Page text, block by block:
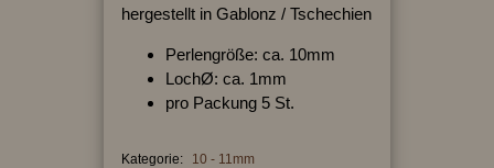
hergestellt in Gablonz / Tschechien
Perlengröße: ca. 10mm
LochØ: ca. 1mm
pro Packung 5 St.
Kategorie: 10 - 11mm